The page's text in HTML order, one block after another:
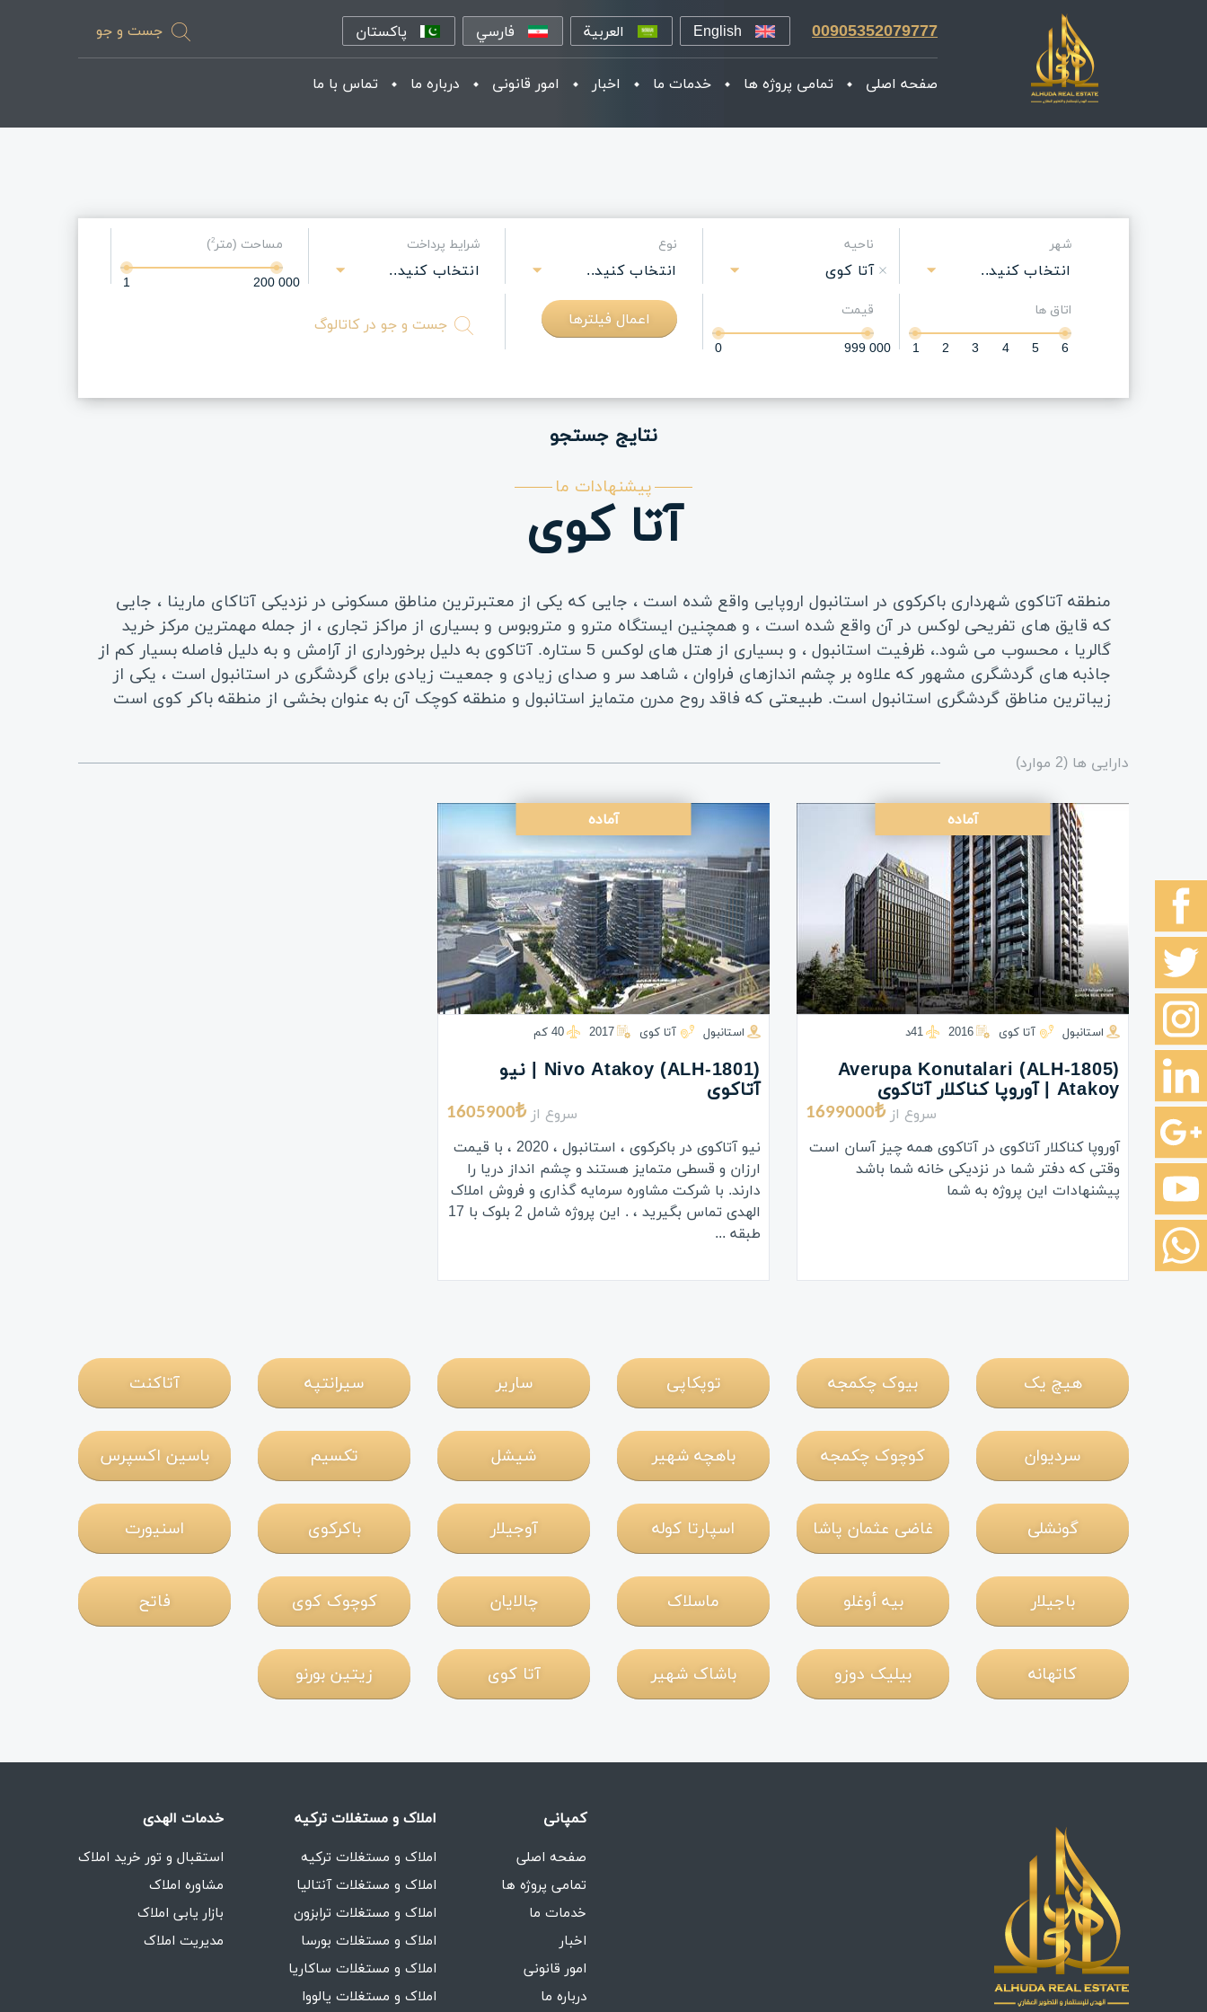
00905352079777
English العربية فارسي پاکستان جست و جو
صفحه اصلی تمامی پروژه ها خدمات ما اخبار امور قانونی درباره ما تماس با ما
شهر
انتخاب کنید..
ناحیه
آتا کوی
نوع
انتخاب کنید..
شرایط پرداخت
انتخاب کنید..
مساحت (متر2
)
1
200 000
اتاق ها
1
2 3 4 5 6
قیمت
0
999 000
اعمال فیلترها
متن
کنید
نتایج جستجو
پیشنهادات ما
آتا کوی
منطقه آتاکوی شهرداری باکرکوی در استانبول اروپایی واقع شده است ، جایی که یکی از معتبرترین مناطق مسکونی در نزدیکی آتاکای مارینا ، جایی
که قایق های تفریحی لوکس در آن واقع شده است ، و همچنین ایستگاه مترو و متروبوس و بسیاری از مراکز تجاری ، از جمله مهمترین مرکز خرید
گالریا ، محسوب می شود.، ظرفیت استانبول ، و بسیاری از هتل های لوکس 5 ستاره. آتاکوی به دلیل برخورداری از آرامش و به دلیل فاصله بسیار کم از
جاذبه های گردشگری مشهور که علاوه بر چشم اندازهای فراوان ، شاهد سر و صدای زیادی و جمعیت زیادی برای گردشگری در استانبول است ، یکی از
زیباترین مناطق گردشگری استانبول است. طبیعتی که فاقد روح مدرن متمایز استانبول و منطقه کوچک آن به عنوان بخشی از منطقه باکر کوی است
دارایی ها (2 موارد)
آماده
استانبول آتا کوی 2016 41د
(ALH-1805) Averupa Konutalari
Atakoy | آوروپا کناکلار آتاکوی
سروع از 1699000₺
آوروپا کناکلار آتاکوی در آتاکوی همه چیز آسان است
وقتی که دفتر شما در نزدیکی خانه شما باشد
پیشنهادات این پروژه به شما
آماده
استانبول آتا کوی 2017 40 كم
(ALH-1801) Nivo Atakoy | نیو
آتاکوی
سروع از 1605900₺
نیو آتاکوی در باکرکوی ، استانبول ، 2020 ، با قیمت
ارزان و قسطی متمایز هستند و چشم انداز دریا را
دارند. با شرکت مشاوره سرمایه گذاری و فروش املاک
الهدی تماس بگیرید ، . این پروژه شامل 2 بلوک با 17
طبقه ...
هیچ یک بیوک چکمجه توپکاپی ساریر سیرانتپه آتاکنت
سردیوان کوچوک چکمجه باهچه شهیر شیشل تکسیم باسین اکسپرس
گونشلی غاضی عثمان پاشا اسپارتا کوله آوجیلار باکرکوی اسنیورت
باجیلار بيه أوغلو ماسلاک چالایان کوچوک کوی فاتح
کاتهانه بیلیک دوزو باشاک شهیر آتا کوی زیتین بورنو
کمپانی
صفحه اصلی
تمامی پروژه ها
خدمات ما
اخبار
امور قانونی
درباره ما
املاک و مستغلات ترکیه
املاک و مستغلات ترکیه
املاک و مستغلات آنتالیا
املاک و مستغلات ترابزون
املاک و مستغلات بورسا
املاک و مستغلات ساکاریا
املاک و مستغلات یالووا
خدمات الهدی
استقبال و تور خرید املاک
مشاوره املاک
بازار یابی املاک
مدیریت املاک